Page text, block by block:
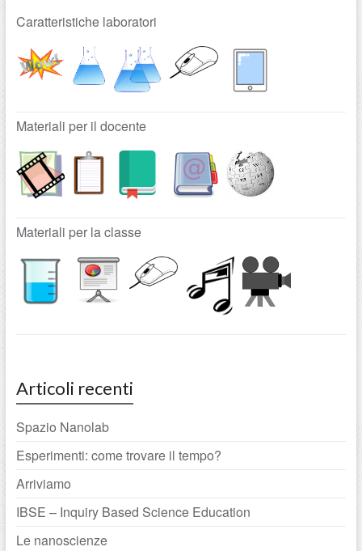
Caratteristiche laboratori
Materiali per il docente
Materiali per la classe
Articoli recenti
Spazio Nanolab
Esperimenti: come trovare il tempo?
Arriviamo
IBSE – Inquiry Based Science Education
Le nanoscienze